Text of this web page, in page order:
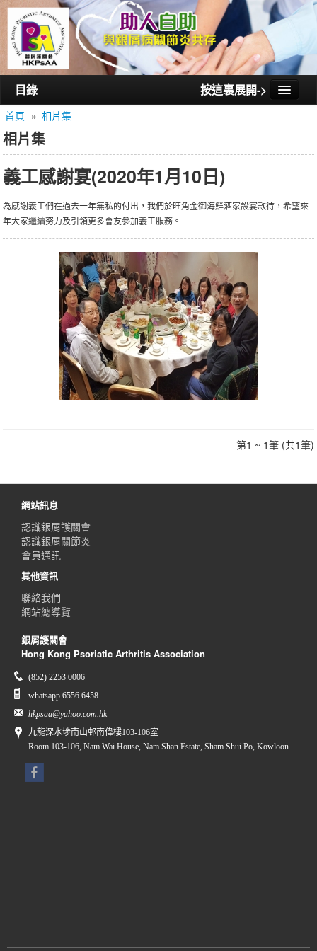
目錄 按這裏展開->
首頁
認識銀屑護關會
認識銀屑關節炎
活動/講座
聯絡我們
首頁 » 相片集
相片集
義工感謝宴(2020年1月10日)
為感謝義工們在過去一年無私的付出，我們於旺角金御海鮮酒家設宴款待，希望來
年大家繼續努力及引領更多會友參加義工服務。
第1 ~ 1筆 (共1筆)
網站訊息
認識銀屑護關會
認識銀屑關節炎
會員通訊
其他資訊
聯絡我們
網站總導覽
銀屑護關會
Hong Kong Psoriatic Arthritis Association
(852) 2253 0006
whatsapp 6556 6458
hkpsaa@yahoo.com.hk
九龍深水埗南山邨南偉樓103-106室
Room 103-106, Nam Wai House, Nam Shan Estate, Sham Shui Po, Kowloon